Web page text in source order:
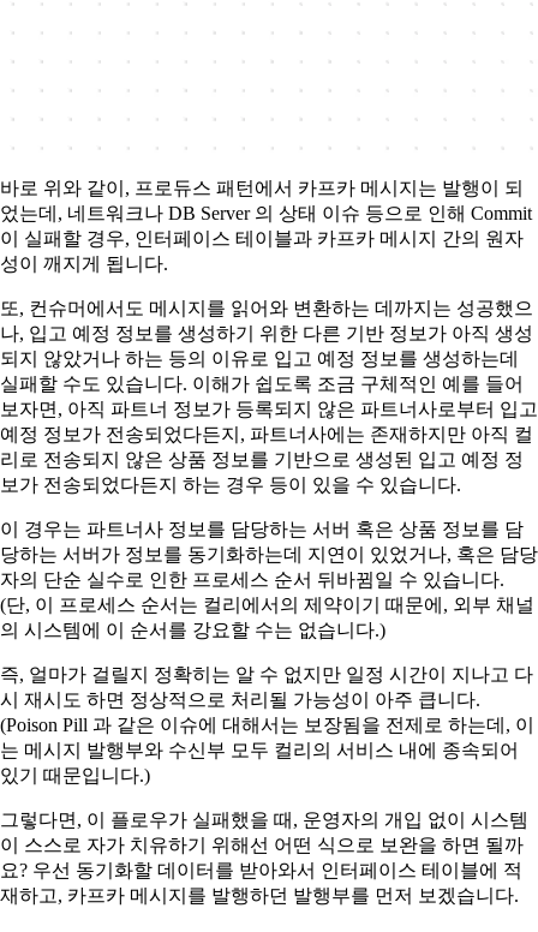
바로 위와 같이, 프로듀스 패턴에서 카프카 메시지는 발행이 되
었는데, 네트워크나 DB Server 의 상태 이슈 등으로 인해 Commit
이 실패할 경우, 인터페이스 테이블과 카프카 메시지 간의 원자
성이 깨지게 됩니다.
또, 컨슈머에서도 메시지를 읽어와 변환하는 데까지는 성공했으
나, 입고 예정 정보를 생성하기 위한 다른 기반 정보가 아직 생성
되지 않았거나 하는 등의 이유로 입고 예정 정보를 생성하는데
실패할 수도 있습니다. 이해가 쉽도록 조금 구체적인 예를 들어
보자면, 아직 파트너 정보가 등록되지 않은 파트너사로부터 입고
예정 정보가 전송되었다든지, 파트너사에는 존재하지만 아직 컬
리로 전송되지 않은 상품 정보를 기반으로 생성된 입고 예정 정
보가 전송되었다든지 하는 경우 등이 있을 수 있습니다.
이 경우는 파트너사 정보를 담당하는 서버 혹은 상품 정보를 담
당하는 서버가 정보를 동기화하는데 지연이 있었거나, 혹은 담당
자의 단순 실수로 인한 프로세스 순서 뒤바뀜일 수 있습니다.
(단, 이 프로세스 순서는 컬리에서의 제약이기 때문에, 외부 채널
의 시스템에 이 순서를 강요할 수는 없습니다.)
즉, 얼마가 걸릴지 정확히는 알 수 없지만 일정 시간이 지나고 다
시 재시도 하면 정상적으로 처리될 가능성이 아주 큽니다.
(Poison Pill 과 같은 이슈에 대해서는 보장됨을 전제로 하는데, 이
는 메시지 발행부와 수신부 모두 컬리의 서비스 내에 종속되어
있기 때문입니다.)
그렇다면, 이 플로우가 실패했을 때, 운영자의 개입 없이 시스템
이 스스로 자가 치유하기 위해선 어떤 식으로 보완을 하면 될까
요? 우선 동기화할 데이터를 받아와서 인터페이스 테이블에 적
재하고, 카프카 메시지를 발행하던 발행부를 먼저 보겠습니다.